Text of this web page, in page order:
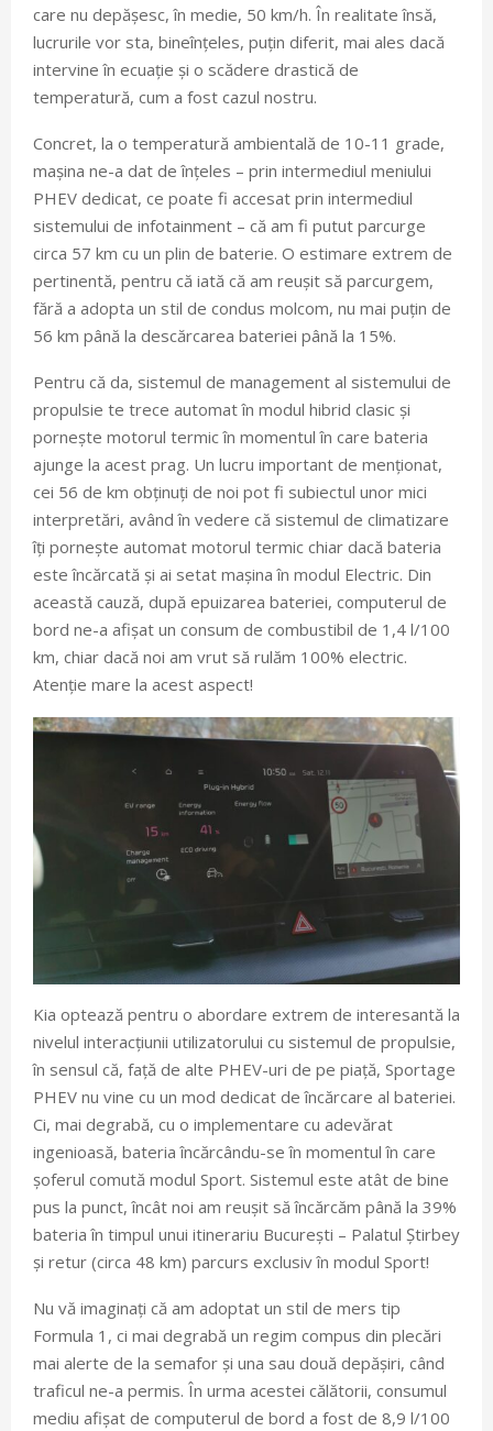
care nu depășesc, în medie, 50 km/h. În realitate însă,
lucrurile vor sta, bineînțeles, puțin diferit, mai ales dacă
intervine în ecuație și o scădere drastică de
temperatură, cum a fost cazul nostru.
Concret, la o temperatură ambientală de 10-11 grade,
mașina ne-a dat de înțeles – prin intermediul meniului
PHEV dedicat, ce poate fi accesat prin intermediul
sistemului de infotainment – că am fi putut parcurge
circa 57 km cu un plin de baterie. O estimare extrem de
pertinentă, pentru că iată că am reușit să parcurgem,
fără a adopta un stil de condus molcom, nu mai puțin de
56 km până la descărcarea bateriei până la 15%.
Pentru că da, sistemul de management al sistemului de
propulsie te trece automat în modul hibrid clasic și
pornește motorul termic în momentul în care bateria
ajunge la acest prag. Un lucru important de menționat,
cei 56 de km obținuți de noi pot fi subiectul unor mici
interpretări, având în vedere că sistemul de climatizare
îți pornește automat motorul termic chiar dacă bateria
este încărcată și ai setat mașina în modul Electric. Din
această cauză, după epuizarea bateriei, computerul de
bord ne-a afișat un consum de combustibil de 1,4 l/100
km, chiar dacă noi am vrut să rulăm 100% electric.
Atenție mare la acest aspect!
Kia optează pentru o abordare extrem de interesantă la
nivelul interacțiunii utilizatorului cu sistemul de propulsie,
în sensul că, față de alte PHEV-uri de pe piață, Sportage
PHEV nu vine cu un mod dedicat de încărcare al bateriei.
Ci, mai degrabă, cu o implementare cu adevărat
ingenioasă, bateria încărcându-se în momentul în care
șoferul comută modul Sport. Sistemul este atât de bine
pus la punct, încât noi am reușit să încărcăm până la 39%
bateria în timpul unui itinerariu București – Palatul Știrbey
și retur (circa 48 km) parcurs exclusiv în modul Sport!
Nu vă imaginați că am adoptat un stil de mers tip
Formula 1, ci mai degrabă un regim compus din plecări
mai alerte de la semafor și una sau două depășiri, când
traficul ne-a permis. În urma acestei călătorii, consumul
mediu afișat de computerul de bord a fost de 8,9 l/100